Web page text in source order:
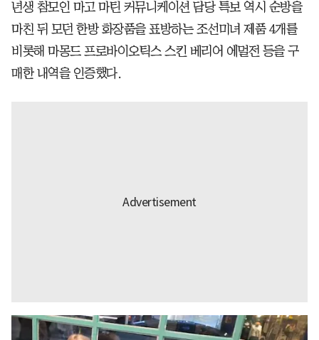
년생 참모인 마고 마틴 커뮤니케이션 담당 특보 역시 순방을
마친 뒤 모던 한방 화장품을 표방하는 조선미녀 제품 4개를
비롯해 마몽드 프로바이오틱스 스킨 베리어 에멀전 등을 구
매한 내역을 인증했다.